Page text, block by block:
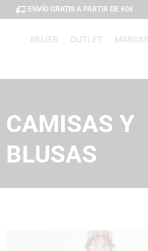
ENVÍO GRATIS A PARTIR DE 60€
MUJER OUTLET MARCAS
CAMISAS Y
BLUSAS